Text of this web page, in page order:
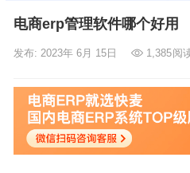
电商erp管理软件哪个好用
发布: 2023年 6月 15日 1,385阅